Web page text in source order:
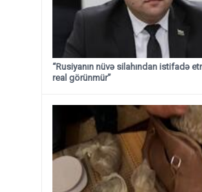
“Rusiyanın nüvə silahından istifadə
real görünmür”